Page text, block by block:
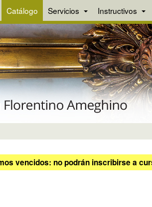
Catálogo Servicios Instructivos
vencidos: no podrán inscribirse a